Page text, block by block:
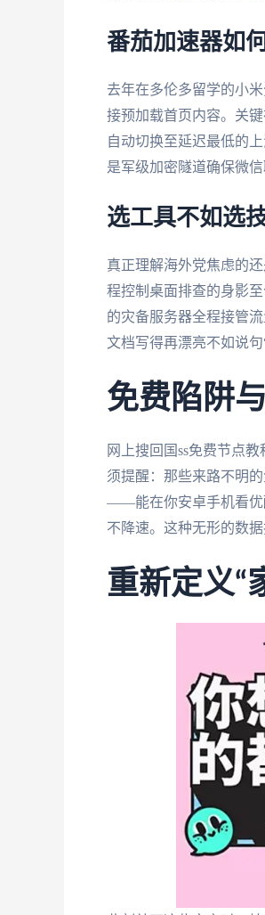
番茄加速器如
去年在多伦多留学的小
接预加载首页内容。关
自动切换至延迟最低的
是军级加密隧道确保微
选工具不如选
真正理解海外党焦虑的
程控制桌面排查的身影
的灾备服务器全程接管
文档写得再漂亮不如说
免费陷阱
网上搜回国ss免费节点
须提醒：那些来路不明
——能在你安卓手机看优
不降速。这种无形的数
重新定义“